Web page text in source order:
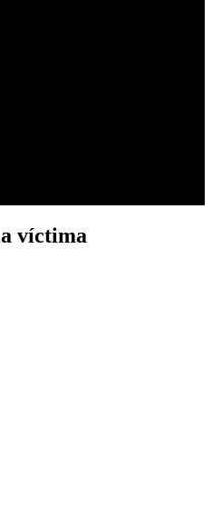
víctima